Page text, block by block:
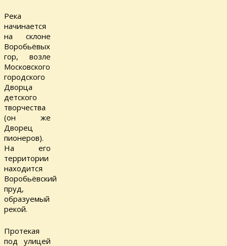
Река
начинается
на склоне
Воробьёвых
гор, возле
Московского
городского
Дворца
детского
творчества
(он же
Дворец
пионеров).
На его
территории
находится
Воробьёвский
пруд,
образуемый
рекой.
Протекая
под улицей